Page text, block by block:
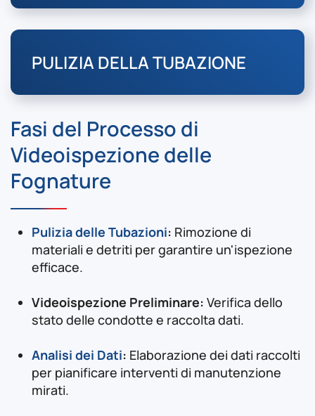
PULIZIA DELLA TUBAZIONE
Fasi del Processo di
Videoispezione delle
Fognature
Pulizia delle Tubazioni: Rimozione di
materiali e detriti per garantire un'ispezione
efficace.
Videoispezione Preliminare: Verifica dello
stato delle condotte e raccolta dati.
Analisi dei Dati: Elaborazione dei dati raccolti
per pianificare interventi di manutenzione
mirati.